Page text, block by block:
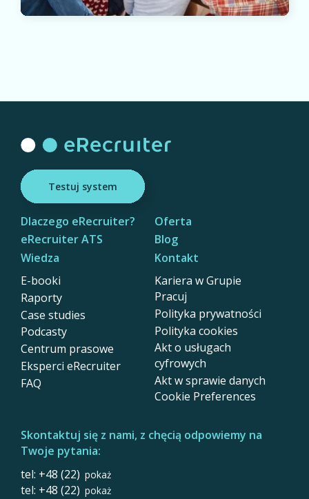
Testuj system
Dlaczego eRecruiter?
eRecruiter ATS
Wiedza
E-booki
Raporty
Case studies
Podcasty
Centrum prasowe
Eksperci eRecruiter
FAQ
Oferta
Blog
Kontakt
Kariera w Grupie
Pracuj
Polityka prywatności
Polityka cookies
Akt o usługach
cyfrowych
Akt w sprawie danych
Cookie Preferences
Skontaktuj się z nami, z chęcią odpowiemy na
Twoje pytania:
tel: +48 (22) pokaż
tel: +48 (22) pokaż